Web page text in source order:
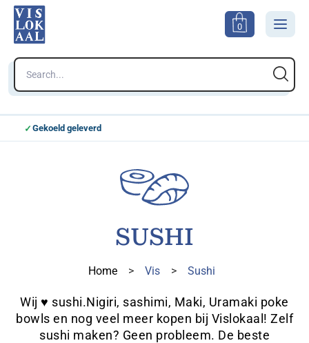
0
Gekoeld geleverd
SUSHI
Home > Vis > Sushi
Wij ♥ sushi.Nigiri, sashimi, Maki, Uramaki poke
bowls en nog veel meer kopen bij Vislokaal! Zelf
sushi maken? Geen probleem. De beste